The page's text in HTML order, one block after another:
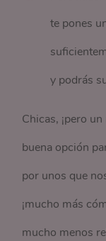
te pones
y podrás
Chicas, ¡pero
buena opción
por unos que
¡mucho más
mucho menos